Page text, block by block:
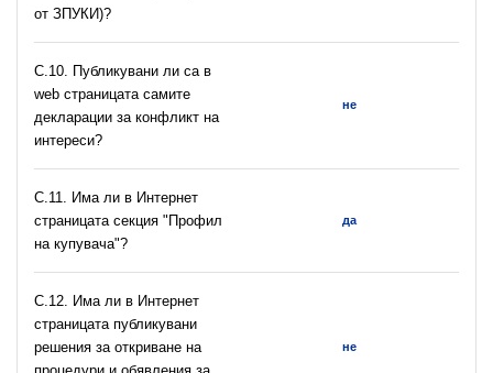
от ЗПУКИ)?
C.10. Публикувани ли са в
web страницата самите
декларации за конфликт на
интереси?
не
C.11. Има ли в Интернет
страницата секция "Профил
на купувача"?
да
С.12. Има ли в Интернет
страницата публикувани
решения за откриване на
не